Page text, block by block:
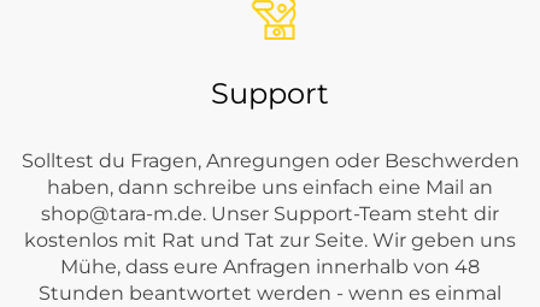
Support
Solltest du Fragen, Anregungen oder Beschwerden
haben, dann schreibe uns einfach eine Mail an
shop@tara-m.de. Unser Support-Team steht dir
kostenlos mit Rat und Tat zur Seite. Wir geben uns
Mühe, dass eure Anfragen innerhalb von 48
Stunden beantwortet werden - wenn es einmal